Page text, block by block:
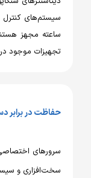
مجهز هستند. این
موجود در
در برابر دسترسی
اختصاصی سنگاپور